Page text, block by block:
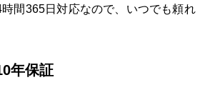
間365日対応なので、いつでも頼れ
年保証